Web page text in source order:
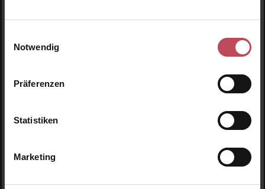
Notwendig
Präferenzen
Statistiken
Marketing